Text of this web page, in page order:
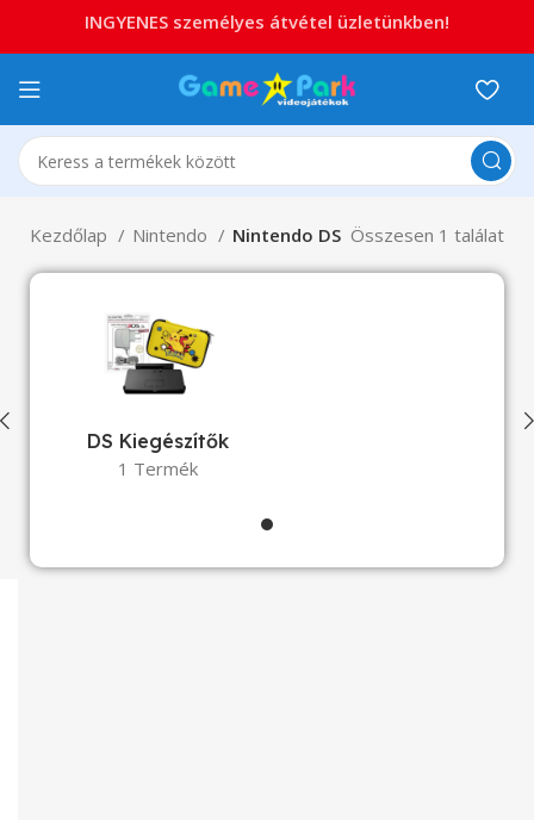
Kezdőlap Nintendo Nintendo DS Összesen 1 találat
DS Kiegészítők
1 Termék
INGYENES személyes átvétel üzletünkben!